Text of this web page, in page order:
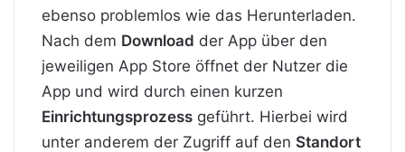
ebenso problemlos wie das Herunterladen.
Nach dem Download der App über den
jeweiligen App Store öffnet der Nutzer die
App und wird durch einen kurzen
Einrichtungsprozess geführt. Hierbei wird
unter anderem der Zugriff auf den Standort